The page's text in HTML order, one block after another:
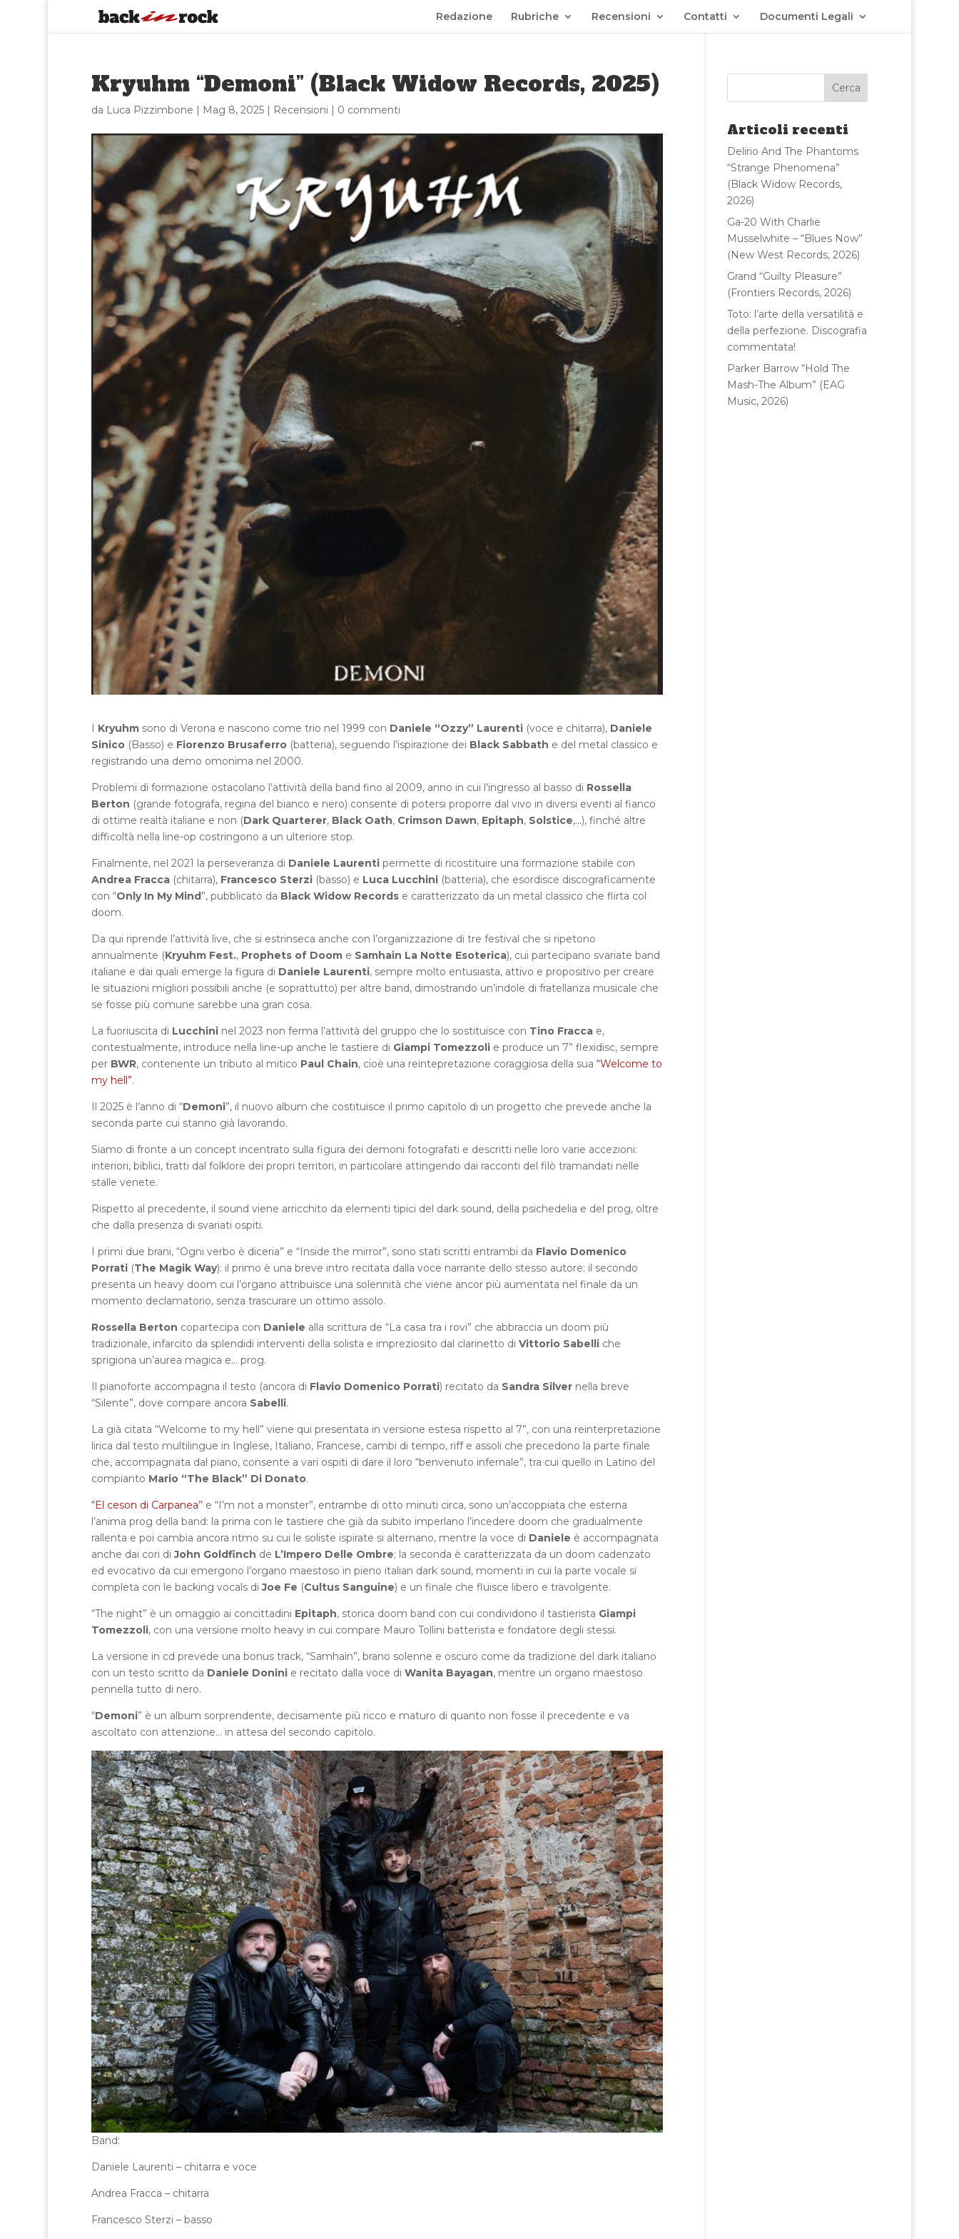
Redazione Rubriche Recensioni Contatti Documenti Legali
Kryuhm “Demoni” (Black Widow Records, 2025)
da Luca Pizzimbone | Mag 8, 2025| Recensioni | 0 commenti
Kryuhmsono di Verona e nascono come trio nel 1999 con Daniele “Ozzy” Laurenti(voce e chitarra), Daniele
Sinico(Basso) e Fiorenzo Brusaferro(batteria), seguendo l’ispirazione dei Black Sabbath e del metal classico e
registrando una demo omonima nel 2000.
Problemi di formazione ostacolano l’attività della band fino al 2009, anno in cui l’ingresso al basso di Rossella
Berton (grande fotografa, regina del bianco e nero) consente di potersi proporre dal vivo in diversi eventi al fianco
di ottime realtà italiane e non (Dark Quarterer, Black Oath, Crimson Dawn, Epitaph, Solstice,…), finché altre
difficoltà nella line-op costringono a un ulteriore stop.
Finalmente, nel 2021 la perseveranza di Daniele Laurentipermette di ricostituire una formazione stabile con
Andrea Fracca(chitarra), Francesco Sterzi(basso) e Luca Lucchini(batteria), che esordisce discograficamente
con “Only In My Mind ”, pubblicato da Black Widow Recordse caratterizzato da un metal classico che flirta col
doom.
Da qui riprende l’attività live, che si estrinseca anche con l’organizzazione di tre festival che si ripetono
annualmente (Kryuhm Fest., Prophets of Doome Samhain La Notte Esoterica), cui partecipano svariate band
italiane e dai quali emerge la figura di Daniele Laurenti, sempre molto entusiasta, attivo e propositivo per creare
le situazioni migliori possibili anche (e soprattutto) per altre band, dimostrando un’indole di fratellanza musicale che
se fosse più comune sarebbe una gran cosa.
La fuoriuscita di Lucchininel 2023 non ferma l’attività del gruppo che lo sostituisce con Tino Fraccae,
contestualmente, introduce nella line-up anche le tastiere di Giampi Tomezzolie produce un 7” flexidisc, sempre
per BWR, contenente un tributo al mitico Paul Chain, cioè una reintepretazione coraggiosa della sua “Welcome to
my hell”.
Il 2025 è l’anno di “Demoni”, il nuovo album che costituisce il primo capitolo di un progetto che prevede anche la
seconda parte cui stanno già lavorando.
Siamo di fronte a un concept incentrato sulla figura dei demoni fotografati e descritti nelle loro varie accezioni:
interiori, biblici, tratti dal folklore dei propri territori, in particolare attingendo dai racconti del filò tramandati nelle
stalle venete.
Rispetto al precedente, il sound viene arricchito da elementi tipici del dark sound, della psichedelia e del prog, oltre
che dalla presenza di svariati ospiti.
I primi due brani, “Ogni verbo è diceria” e “Inside the mirror”, sono stati scritti entrambi da Flavio Domenico
Porrati(The Magik Way): il primo è una breve intro recitata dalla voce narrante dello stesso autore; il secondo
presenta un heavy doom cui l’organo attribuisce una solennità che viene ancor più aumentata nel finale da un
momento declamatorio, senza trascurare un ottimo assolo.
Rossella Berton copartecipa con Daniele alla scrittura de “La casa tra i rovi” che abbraccia un doom più
tradizionale, infarcito da splendidi interventi della solista e impreziosito dal clarinetto di Vittorio Sabelliche
sprigiona un’aurea magica e… prog.
Il pianoforte accompagna il testo (ancora di Flavio Domenico Porrati) recitato da Sandra Silvernella breve
“Silente”, dove compare ancora Sabelli.
La già citata “Welcome to my hell” viene qui presentata in versione estesa rispetto al 7”, con una reinterpretazione
lirica dal testo multilingue in Inglese, Italiano, Francese, cambi di tempo, riff e assoli che precedono la parte finale
che, accompagnata dal piano, consente a vari ospiti di dare il loro “benvenuto infernale”, tra cui quello in Latino del
compianto Mario “The Black” Di Donato.
“El ceson di Carpanea” e “I’m not a monster”, entrambe di otto minuti circa, sono un’accoppiata che esterna
l’anima prog della band: la prima con le tastiere che già da subito imperlano l’incedere doom che gradualmente
rallenta e poi cambia ancora ritmo su cui le soliste ispirate si alternano, mentre la voce di Daniele è accompagnata
anche dai cori diJohn Goldfinch de L’Impero Delle Ombre; la seconda è caratterizzata da un doom cadenzato
ed evocativo da cui emergono l’organo maestoso in pieno italian dark sound, momenti in cui la parte vocale si
completa con le backing vocals diJoe Fe (Cultus Sanguine) e un finale che fluisce libero e travolgente.
“The night” è un omaggio ai concittadini Epitaph, storica doom band con cui condividono il tastierista Giampi
Tomezzoli, con una versione molto heavy in cui compare Mauro Tollini batterista e fondatore degli stessi.
La versione in cd prevede una bonus track, “Samhain”, brano solenne e oscuro come da tradizione del dark italiano
con un testo scritto da Daniele Doninie recitato dalla voce di Wanita Bayagan, mentre un organo maestoso
pennella tutto di nero.
“Demoni” è un album sorprendente, decisamente più ricco e maturo di quanto non fosse il precedente e va
ascoltato con attenzione… in attesa del secondo capitolo.
Band:
Daniele Laurenti – chitarra e voce
Andrea Fracca – chitarra
Francesco Sterzi – basso
Articoli recenti
Delirio And The Phantoms
“Strange Phenomena”
(Black Widow Records,
2026)
Ga-20 With Charlie
Musselwhite – “Blues Now”
(New West Records, 2026)
Grand “Guilty Pleasure”
(Frontiers Records, 2026)
Toto: l’arte della versatilità e
della perfezione. Discografia
commentata!
Parker Barrow “Hold The
Mash-The Album” (EAG
Music, 2026)